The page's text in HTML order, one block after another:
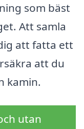
som bäst
Att samla
att fatta ett
att du
kamin.
utan